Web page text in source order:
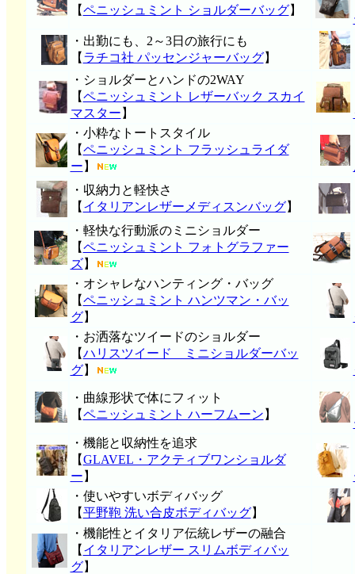
【ペニッシュミント ショルダーバッグ】
・出勤にも、2～3日の旅行にも
【 ラチコ社 パッセンジャーバッグ】
・ショルダーとハンドの2WAY
【ペニッシュミント レザーバック スカイ
マスター 】
・小粋なトートスタイル
【ペニッシュミント フラッシュライダ
ー 】
・収納力と軽快さ
【 イタリアンレザーメディスンバッグ】
・軽快な行動派のミニショルダー
【ペニッシュミント フォトグラファー
ズ】
・オシャレなハンティング・バッグ
【ペニッシュミント ハンツマン・バッ
グ】
・お洒落なツイードのショルダー
【ハリスツイード ミニショルダーバッ
グ】
・曲線形状で体にフィット
【ペニッシュミント ハーフムーン 】
・機能と収納性を追求
【GLAVEL・アクティブワンショルダ
ー 】
・使いやすいボディバッグ
【平野鞄 洗い合皮ボディバッグ】
・機能性とイタリア伝統レザーの融合
【 イタリアンレザー スリムボディバッ
グ】